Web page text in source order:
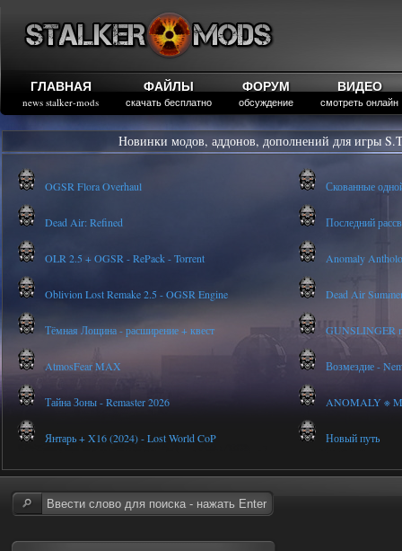
ГЛАВНАЯ
news stalker-mods
ФАЙЛЫ
скачать бесплатно
ФОРУМ
обсуждение
ВИДЕО
смотреть онлайн
Новинки модов, аддонов, дополнений для игры
OGSR Flora Overhaul Скованные
Dead Air: Refined Последний
OLR 2.5 + OGSR - RePack - Torrent Anomaly
Oblivion Lost Remake 2.5 - OGSR Engine Dead Air
Тёмная Лощина - расширение + квест GUNSLINGER
AtmosFear MAX Возмездие -
Тайна Зоны - Remaster 2026 ANOMALY ※
Янтарь + X16 (2024) - Lost World CoP Новый путь